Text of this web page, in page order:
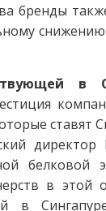
бренды
в
ставят
в
в